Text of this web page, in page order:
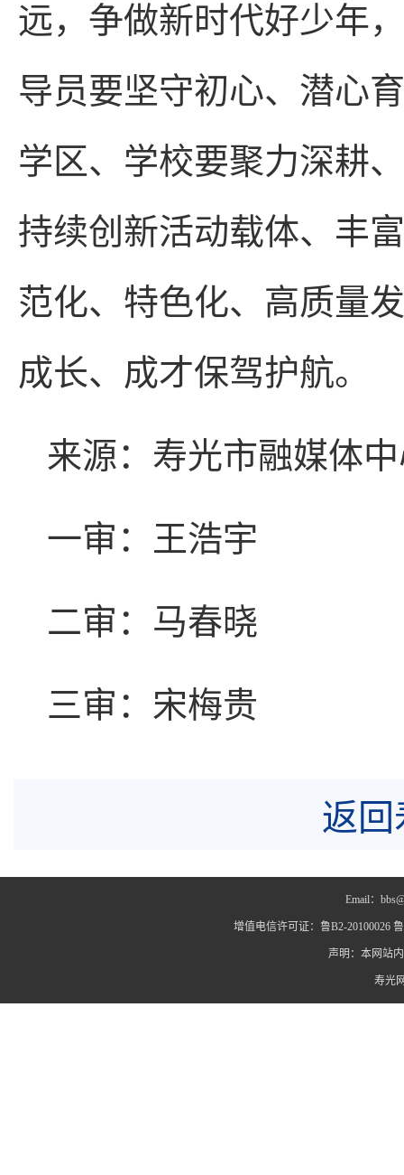
远，争做新时代好少年
导员要坚守初心、潜心
学区、学校要聚力深耕
持续创新活动载体、丰
范化、特色化、高质量
成长、成才保驾护航。
来源：寿光市融媒体
一审：王浩宇
二审：马春晓
三审：宋梅贵
返回
Email：
增值电信许可证：鲁B2-20100026
声明：本网站
寿光